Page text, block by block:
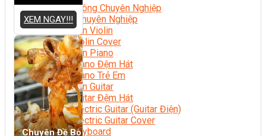
Nhạc Công Chuyên Nghiệp
Ca Sĩ Chuyên Nghiệp
Học Đàn Violin
Học Violin Cover
Học Đàn Piano
Học Piano Đệm Hát
Học Piano Trẻ Em
Học Đàn Guitar
Học Guitar Đệm Hát
Học Electric Guitar (Guitar Điện)
Học Electric Guitar Cover
Học Keyboard
XEM NGAY!!!
Chuyên Đề Bò